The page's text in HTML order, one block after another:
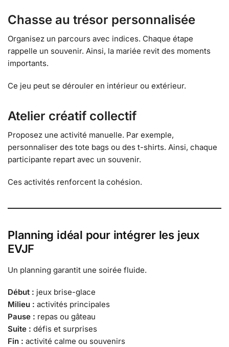
Chasse au trésor personnalisée
Organisez un parcours avec indices. Chaque étape
rappelle un souvenir. Ainsi, la mariée revit des moments
importants.
Ce jeu peut se dérouler en intérieur ou extérieur.
Atelier créatif collectif
Proposez une activité manuelle. Par exemple,
personnaliser des tote bags ou des t-shirts. Ainsi, chaque
participante repart avec un souvenir.
Ces activités renforcent la cohésion.
Planning idéal pour intégrer les jeux
EVJF
Un planning garantit une soirée fluide.
Début : jeux brise-glace
Milieu : activités principales
Pause : repas ou gâteau
Suite : défis et surprises
Fin : activité calme ou souvenirs